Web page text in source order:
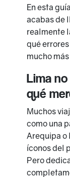
En esta
acabas de
realmente
qué
mucho
Lima
qué
Muchos
como una
Arequipa o
íconos del
Pero